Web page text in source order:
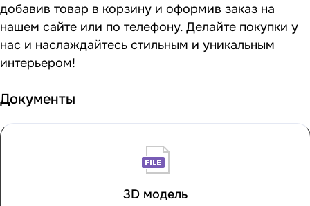
добавив товар в корзину и оформив заказ на
нашем сайте или по телефону. Делайте покупки у
нас и наслаждайтесь стильным и уникальным
интерьером!
Документы
3D модель